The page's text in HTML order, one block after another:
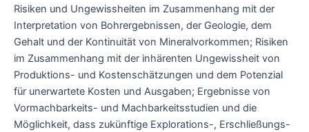
Risiken und Ungewissheiten im Zusammenhang mit der
Interpretation von Bohrergebnissen, der Geologie, dem
Gehalt und der Kontinuität von Mineralvorkommen; Risiken
im Zusammenhang mit der inhärenten Ungewissheit von
Produktions- und Kostenschätzungen und dem Potenzial
für unerwartete Kosten und Ausgaben; Ergebnisse von
Vormachbarkeits- und Machbarkeitsstudien und die
Möglichkeit, dass zukünftige Explorations-, Erschließungs-